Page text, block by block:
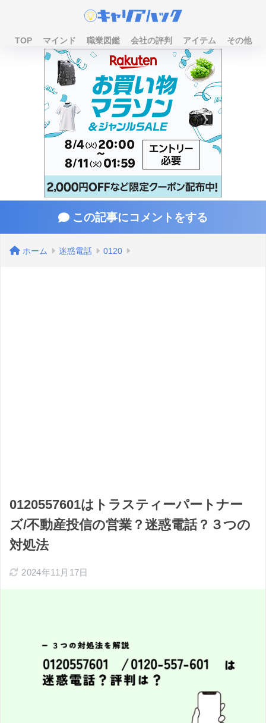
TOP マインド 職業図鑑 会社の評判 アイテム その他
この記事にコメントをする
ホーム 迷惑電話 0120
0120557601はトラスティーパートナー
ズ/不動産投信の営業？迷惑電話？３つの
対処法
2024年11月17日